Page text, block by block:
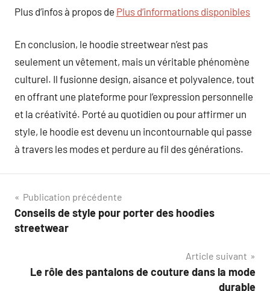
Plus d’infos à propos de Plus d’informations disponibles
En conclusion, le hoodie streetwear n’est pas
seulement un vêtement, mais un véritable phénomène
culturel. Il fusionne design, aisance et polyvalence, tout
en offrant une plateforme pour l’expression personnelle
et la créativité. Porté au quotidien ou pour affirmer un
style, le hoodie est devenu un incontournable qui passe
à travers les modes et perdure au fil des générations.
Navigation
de
Publication précédente
Conseils de style pour porter des hoodies
streetwear
Article suivant
Le rôle des pantalons de couture dans la mode
durable